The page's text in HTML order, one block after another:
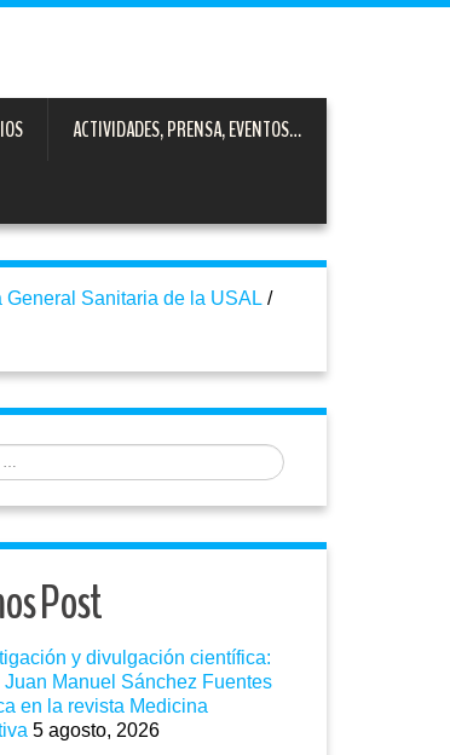
ACTIVIDADES, PRENSA, EVENTOS…
Sanitaria de la USAL /
Post
y divulgación científica:
Juan Manuel Sánchez Fuentes
en la revista Medicina
5 agosto, 2026